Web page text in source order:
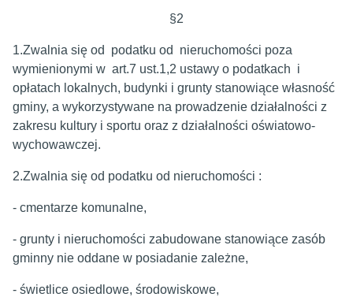
§2
1.Zwalnia się od podatku od nieruchomości poza
wymienionymi w art.7 ust.1,2 ustawy o podatkach i
opłatach lokalnych, budynki i grunty stanowiące własność
gminy, a wykorzystywane na prowadzenie działalności z
zakresu kultury i sportu oraz z działalności oświatowo-
wychowawczej.
2.Zwalnia się od podatku od nieruchomości :
- cmentarze komunalne,
- grunty i nieruchomości zabudowane stanowiące zasób
gminny nie oddane w posiadanie zależne,
- świetlice osiedlowe, środowiskowe,